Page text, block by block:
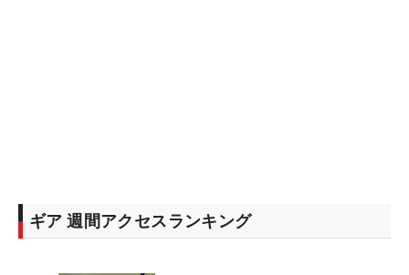
ギア 週間アクセスランキング